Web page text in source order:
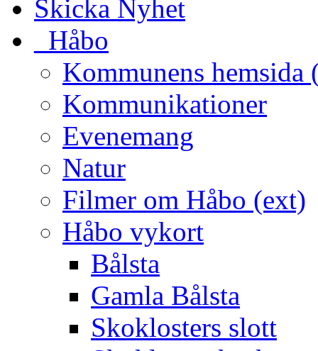
Skicka Nyhet
_Håbo
Kommunens hemsida
Kommunikationer
Evenemang
Natur
Filmer om Håbo (ext)
Håbo vykort
Bålsta
Gamla Bålsta
Skoklosters slott